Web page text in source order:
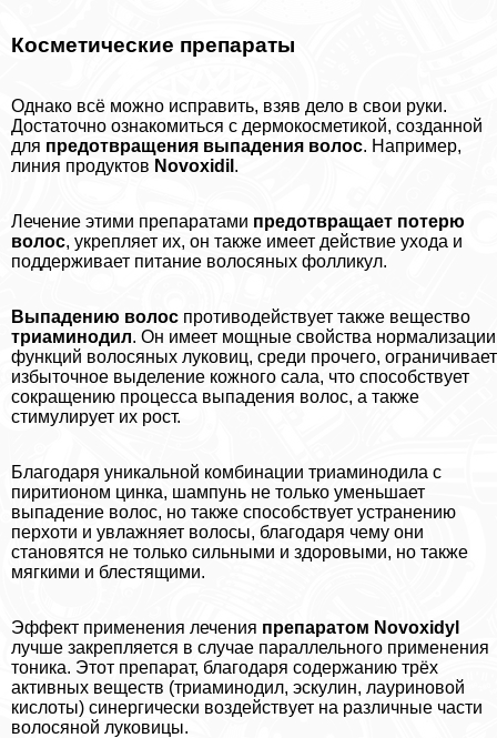
Косметические препараты
Однако всё можно исправить, взяв дело в свои руки.
Достаточно ознакомиться с дермокосметикой, созданной
для предотвращения выпадения волос. Например,
линия продуктов Novoxidil .
Лечение этими препаратами предотвращает потерю
волос, укрепляет их, он также имеет действие ухода и
поддерживает питание волосяных фолликул.
Выпадению волос противодействует также вещество
триаминодил. Он имеет мощные свойства нормализации
функций волосяных луковиц, среди прочего, ограничивает
избыточное выделение кожного сала, что способствует
сокращению процесса выпадения волос, а также
стимулирует их рост.
Благодаря уникальной комбинации триаминодила с
пиритионом цинка, шампунь не только уменьшает
выпадение волос, но также способствует устранению
перхоти и увлажняет волосы, благодаря чему они
становятся не только сильными и здоровыми, но также
мягкими и блестящими.
Эффект применения лечения препаратом Novoxidyl
лучше закрепляется в случае параллельного применения
тоника. Этот препарат, благодаря содержанию трёх
активных веществ (триаминодил, эскулин, лауриновой
кислоты) синергически воздействует на различные части
волосяной луковицы.